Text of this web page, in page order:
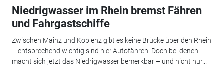
Niedrigwasser im Rhein bremst Fähren
und Fahrgastschiffe
Zwischen Mainz und Koblenz gibt es keine Brücke über den Rhein
– entsprechend wichtig sind hier Autofähren. Doch bei denen
macht sich jetzt das Niedrigwasser bemerkbar – und nicht nur...